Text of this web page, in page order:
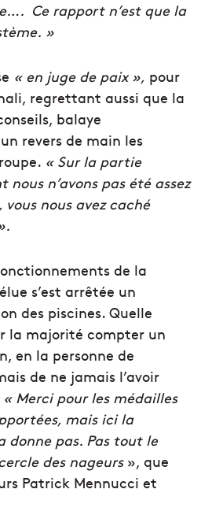
Ce rapport n’est que la
»
« en juge de paix », pour
regrettant aussi que la
balaye
revers de main les
« Sur la partie
n’avons pas été assez
nous avez caché
de la
s’est arrêtée un
des piscines. Quelle
la majorité compter un
en la personne de
de ne jamais l’avoir
« Merci pour les médailles
mais ici la
donne pas. Pas tout le
des nageurs», que
Patrick Mennucci et